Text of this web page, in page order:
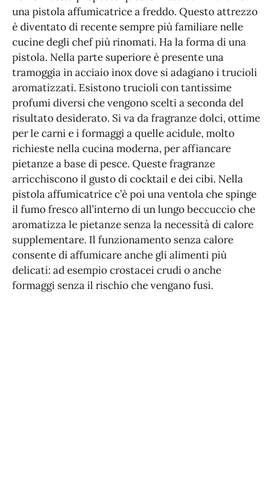
una pistola affumicatrice a freddo. Questo attrezzo
è diventato di recente sempre più familiare nelle
cucine degli chef più rinomati. Ha la forma di una
pistola. Nella parte superiore è presente una
tramoggia in acciaio inox dove si adagiano i trucioli
aromatizzati. Esistono trucioli con tantissime
profumi diversi che vengono scelti a seconda del
risultato desiderato. Si va da fragranze dolci, ottime
per le carni e i formaggi a quelle acidule, molto
richieste nella cucina moderna, per affiancare
pietanze a base di pesce. Queste fragranze
arricchiscono il gusto di cocktail e dei cibi. Nella
pistola affumicatrice c’è poi una ventola che spinge
il fumo fresco all’interno di un lungo beccuccio che
aromatizza le pietanze senza la necessità di calore
supplementare. Il funzionamento senza calore
consente di affumicare anche gli alimenti più
delicati: ad esempio crostacei crudi o anche
formaggi senza il rischio che vengano fusi.